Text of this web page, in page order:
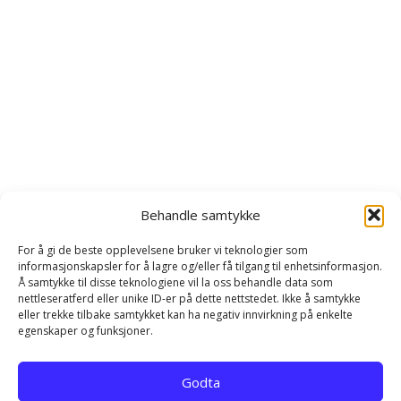
Behandle samtykke
For å gi de beste opplevelsene bruker vi teknologier som
informasjonskapsler for å lagre og/eller få tilgang til enhetsinformasjon.
Å samtykke til disse teknologiene vil la oss behandle data som
nettleseratferd eller unike ID-er på dette nettstedet. Ikke å samtykke
eller trekke tilbake samtykket kan ha negativ innvirkning på enkelte
egenskaper og funksjoner.
Godta
Hjem Kontakt
Personvernerklæring